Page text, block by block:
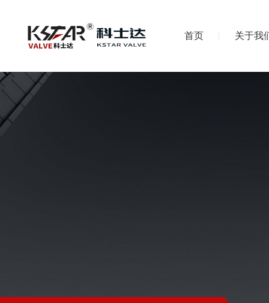
首页 关于我